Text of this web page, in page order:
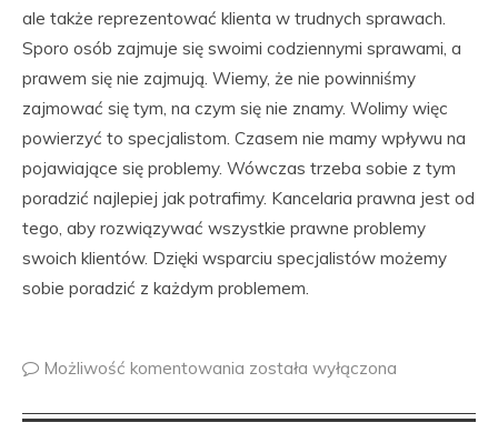
ale także reprezentować klienta w trudnych sprawach.
Sporo osób zajmuje się swoimi codziennymi sprawami, a
prawem się nie zajmują. Wiemy, że nie powinniśmy
zajmować się tym, na czym się nie znamy. Wolimy więc
powierzyć to specjalistom. Czasem nie mamy wpływu na
pojawiające się problemy. Wówczas trzeba sobie z tym
poradzić najlepiej jak potrafimy. Kancelaria prawna jest od
tego, aby rozwiązywać wszystkie prawne problemy
swoich klientów. Dzięki wsparciu specjalistów możemy
sobie poradzić z każdym problemem.
Możliwość komentowania została wyłączona